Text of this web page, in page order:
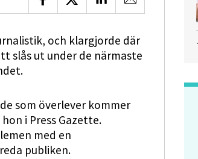
och klargjorde där
slås ut under de närmaste
som överlever kommer
i Press Gazette.
med en
publiken.